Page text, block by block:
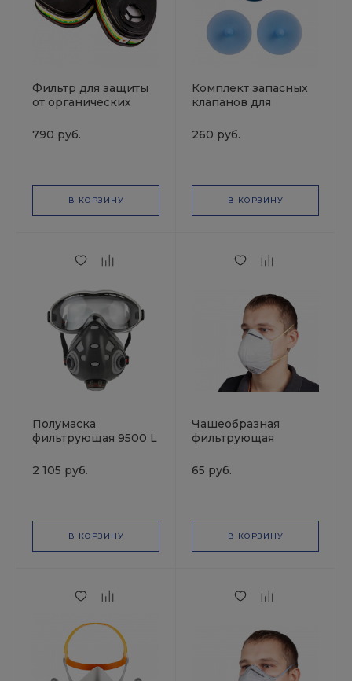
Фильтр для защиты
от органических
JETAPRO, (2шт.в уп.
цена за 1шт)
790 руб.
В КОРЗИНУ
Комплект запасных
клапанов для
Safety 6500 3шт
260 руб.
В КОРЗИНУ
Полумаска
фильтрующая 9500 L
интегрированными
очками / JETAPRO
2 105 руб.
В КОРЗИНУ
Чашеобразная
фильтрующая
клапана, FFP1, 4 ПДК,
JETA Safety
65 руб.
В КОРЗИНУ